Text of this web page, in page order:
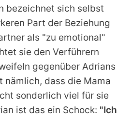
bezeichnet sich selbst
Part der Beziehung
als "zu emotional"
sie den Verführern
gegenüber Adrians
nämlich, dass die Mama
sonderlich viel für sie
ist das ein Schock: "Ich